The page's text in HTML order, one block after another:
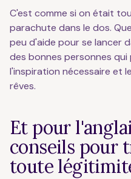
C'est comme si on était
parachute dans le dos.
peu d'aide pour se lancer
des bonnes personnes
l'inspiration nécessaire et
rêves.
Et pour
conseils pour
toute